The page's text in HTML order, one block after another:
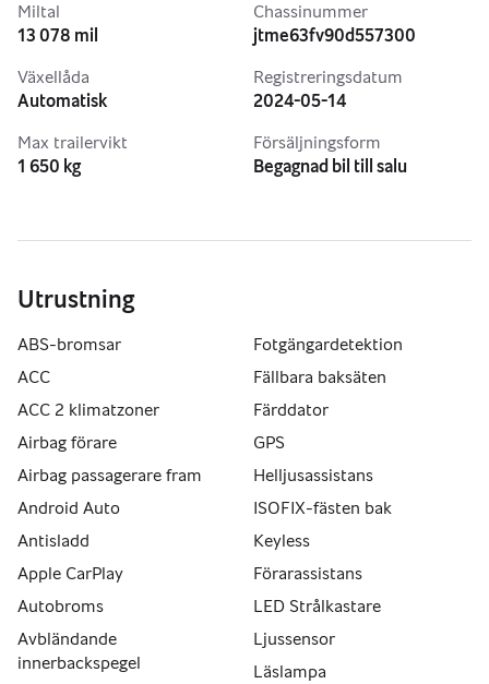
Miltal
13 078 mil
Växellåda
Automatisk
Max trailervikt
1 650 kg
Chassinummer
jtme63fv90d557300
Registreringsdatum
2024-05-14
Försäljningsform
Begagnad bil till salu
Utrustning
ABS-bromsar
ACC
ACC 2 klimatzoner
Airbag förare
Airbag passagerare fram
Android Auto
Antisladd
Apple CarPlay
Autobroms
Avbländande
innerbackspegel
Fotgängardetektion
Fällbara baksäten
Färddator
GPS
Helljusassistans
ISOFIX-fästen bak
Keyless
Förarassistans
LED Strålkastare
Ljussensor
Läslampa